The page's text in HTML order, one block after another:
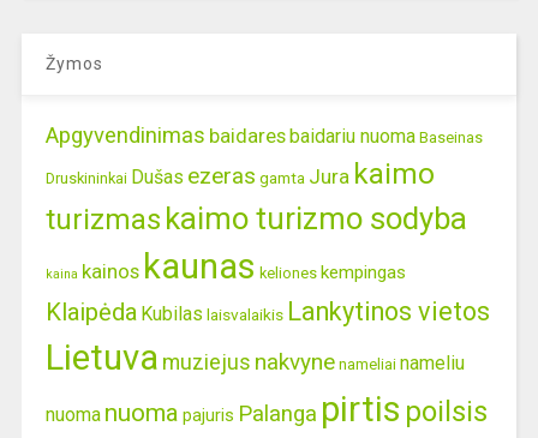
Žymos
Apgyvendinimas baidares baidariu nuoma Baseinas
Druskininkai Dušas ezeras gamta Jura kaimo
turizmas kaimo turizmo sodyba
kaina kainos kaunas keliones kempingas
Klaipėda Kubilas laisvalaikis Lankytinos vietos
Lietuva muziejus nakvyne nameliai nameliu
nuoma nuoma pajuris Palanga pirtis poilsis